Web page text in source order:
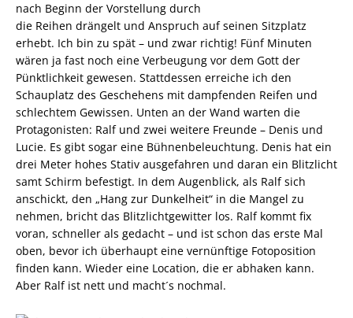
nach Beginn der Vorstellung durch
die Reihen drängelt und Anspruch auf seinen Sitzplatz
erhebt. Ich bin zu spät – und zwar richtig! Fünf Minuten
wären ja fast noch eine Verbeugung vor dem Gott der
Pünktlichkeit gewesen. Stattdessen erreiche ich den
Schauplatz des Geschehens mit dampfenden Reifen und
schlechtem Gewissen. Unten an der Wand warten die
Protagonisten: Ralf und zwei weitere Freunde – Denis und
Lucie. Es gibt sogar eine Bühnenbeleuchtung. Denis hat ein
drei Meter hohes Stativ ausgefahren und daran ein Blitzlicht
samt Schirm befestigt. In dem Augenblick, als Ralf sich
anschickt, den „Hang zur Dunkelheit“ in die Mangel zu
nehmen, bricht das Blitzlichtgewitter los. Ralf kommt fix
voran, schneller als gedacht – und ist schon das erste Mal
oben, bevor ich überhaupt eine vernünftige Fotoposition
finden kann. Wieder eine Location, die er abhaken kann.
Aber Ralf ist nett und macht´s nochmal.